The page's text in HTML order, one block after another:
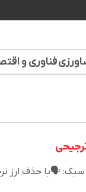
فناوری و
🗣️با حذف ارز